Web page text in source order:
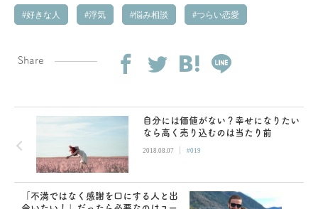
好きな人 浮気 悩み相談 つらい恋愛
Share
自分には価値がない？幸せになりたい
なら高く売り込むのは当たり前
2018.08.07 | #019
「不満ではなく感謝を口にする人と出